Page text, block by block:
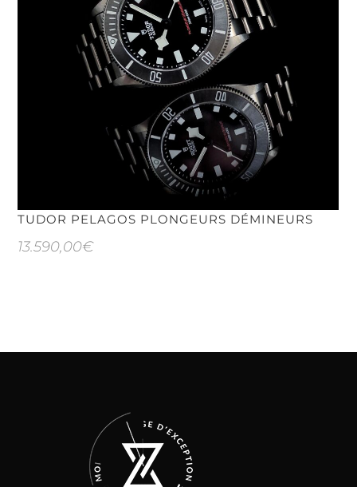
TUDOR PELAGOS PLONGEURS DÉMINEURS
13.590,00€